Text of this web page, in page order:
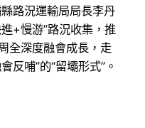
路況運輸局局長李丹
+慢游”路況收集，推
全深度融會成長，走
反哺”的“留壩形式”。